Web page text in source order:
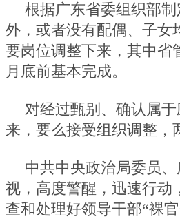
根据广东省委组织部
外，或者没有配偶、子女
要岗位调整下来，其中省
月底前基本完成。
对经过甄别、确认属
来，要么接受组织调整，
中共中央政治局委员
视，高度警醒，迅速行动
查和处理好领导干部“裸官